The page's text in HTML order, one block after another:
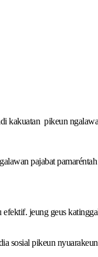
kakuatan pikeun
pajabat
jeung geus
sosial pikeun